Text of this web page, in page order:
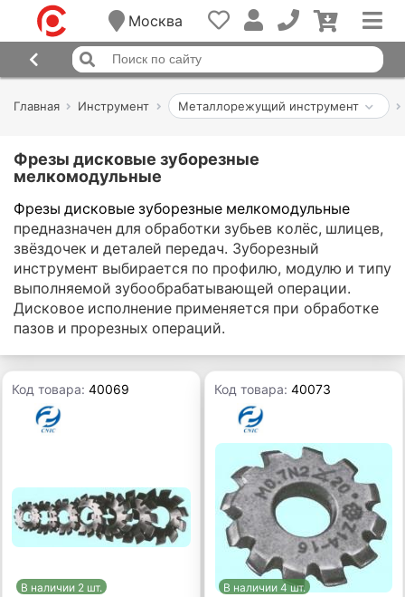
Москва
Главная Инструмент Металлорежущий инструмент
Фрезы дисковые зуборезные
мелкомодульные
Фрезы дисковые зуборезные мелкомодульные
предназначен для обработки зубьев колёс, шлицев,
звёздочек и деталей передач. Зуборезный
инструмент выбирается по профилю, модулю и типу
выполняемой зубообрабатывающей операции.
Дисковое исполнение применяется при обработке
пазов и прорезных операций.
Код товара:40069
В наличии 2 шт.
Код товара:40073
В наличии 4 шт.